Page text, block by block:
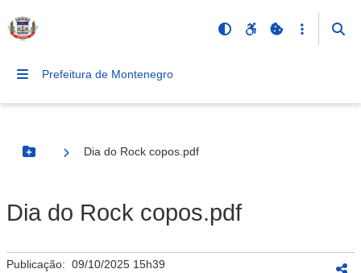
Prefeitura de Montenegro
Botão Menu
Dia do Rock copos.pdf
Dia do Rock copos.pdf
Publicação: 09/10/2025 15h39